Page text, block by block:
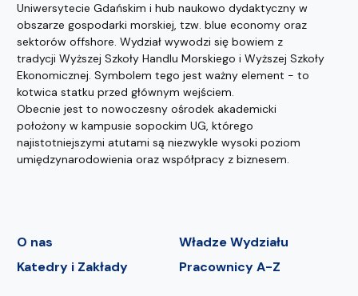
Uniwersytecie Gdańskim i hub naukowo dydaktyczny w
obszarze gospodarki morskiej, tzw. blue economy oraz
sektorów offshore. Wydział wywodzi się bowiem z
tradycji Wyższej Szkoły Handlu Morskiego i Wyższej Szkoły
Ekonomicznej. Symbolem tego jest ważny element - to
kotwica statku przed głównym wejściem.
Obecnie jest to nowoczesny ośrodek akademicki
położony w kampusie sopockim UG, którego
najistotniejszymi atutami są niezwykle wysoki poziom
umiędzynarodowienia oraz współpracy z biznesem.
O nas
Władze Wydziału
Katedry i Zakłady
Pracownicy A-Z